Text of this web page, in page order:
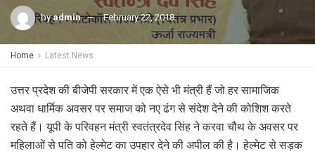
by admin February 22, 2018
Home Latest News
उत्तर प्रदेश की बीजेपी सरकार में एक ऐसे भी मंत्री हैं जो हर सामाजिक
अथवा धार्मिक अवसर पर समाज को नए ढंग से संदेश देने की कोशिश करते
रहते हैं। यूपी के परिवहन मंत्री स्वतंत्रदेव सिंह ने करवा चौथ के अवसर पर
महिलाओं से पति को हेल्मेट का उपहार देने की अपील की है। हेल्मेट से सड़क